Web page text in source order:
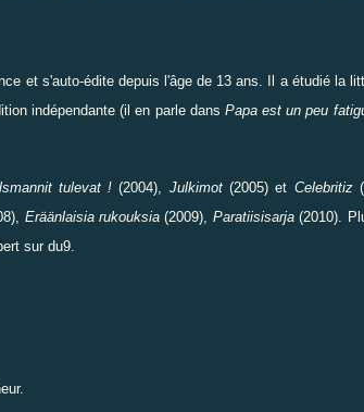
et s'auto-édite depuis l'âge de 13 ans. Il a étudié la
indépendante (il en parle dans Papa est un peu
tulevat ! (2004), Julkimot (2005) et Celebritiz
Eräänlaisia rukouksia (2009), Paratiisisarja (2010).
sur du9